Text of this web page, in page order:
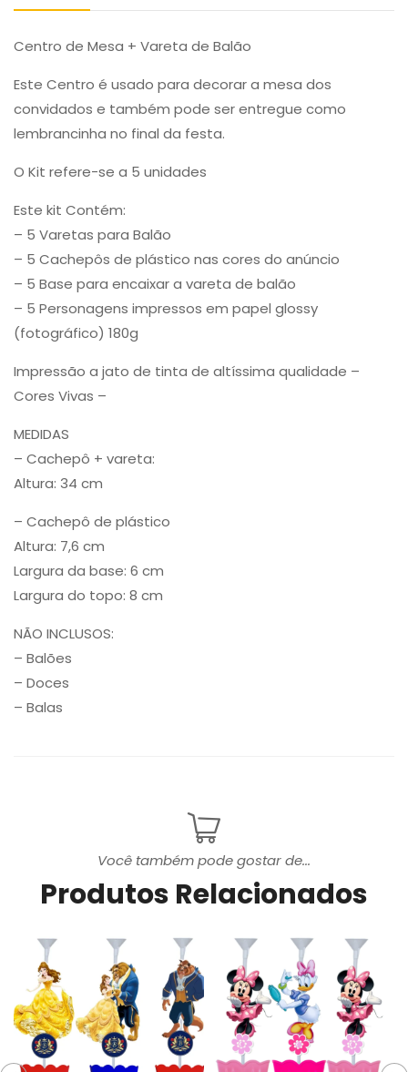
Centro de Mesa + Vareta de Balão
Este Centro é usado para decorar a mesa dos
convidados e também pode ser entregue como
lembrancinha no final da festa.
O Kit refere-se a 5 unidades
Este kit Contém:
– 5 Varetas para Balão
– 5 Cachepôs de plástico nas cores do anúncio
– 5 Base para encaixar a vareta de balão
– 5 Personagens impressos em papel glossy
(fotográfico) 180g
Impressão a jato de tinta de altíssima qualidade –
Cores Vivas –
MEDIDAS
– Cachepô + vareta:
Altura: 34 cm
– Cachepô de plástico
Altura: 7,6 cm
Largura da base: 6 cm
Largura do topo: 8 cm
NÃO INCLUSOS:
– Balões
– Doces
– Balas
Você também pode gostar de...
Produtos Relacionados